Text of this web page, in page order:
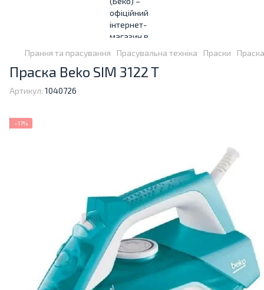
Прання та прасування Прасувальна техніка Праски
Праска Beko SIM 3122 T
Артикул: 1040726
−17%